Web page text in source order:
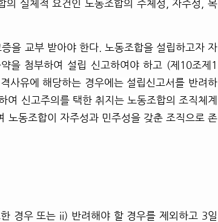
의 실체적 요건인 노동조합의 주체성, 자주성, 목
을 교부 받아야 한다.
노동조합을 설립하고자 자
을 첨부하여 설립 신고하여야 하고 (제10조제1
사유에 해당하는 경우에는 설립신고서를 반려하
신고주의를 택한 취지는 노동조합의 조직체계
노동조합이 자주성과 민주성을 갖춘 조직으로 존
경우 또는 ii) 반려해야 할 경우를 제외하고 3일